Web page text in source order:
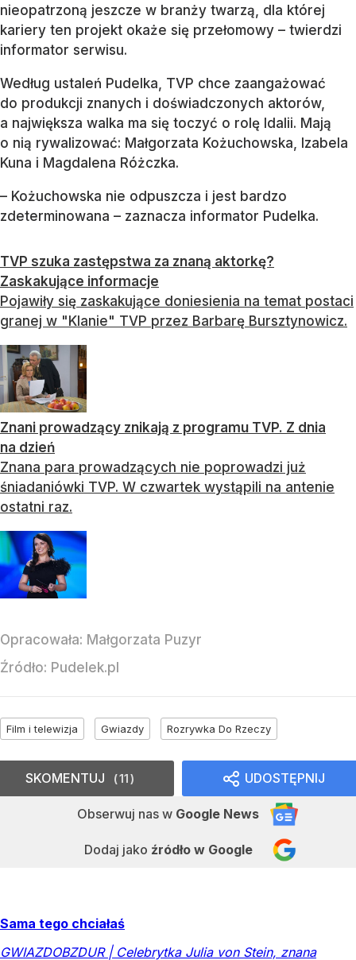
nieopatrzoną jeszcze w branży twarzą, dla której
kariery ten projekt okaże się przełomowy – twierdzi
informator serwisu.
Według ustaleń Pudelka, TVP chce zaangażować
do produkcji znanych i doświadczonych aktorów,
a największa walka ma się toczyć o rolę Idalii. Mają
o nią rywalizować: Małgorzata Kożuchowska, Izabela
Kuna i Magdalena Różczka.
– Kożuchowska nie odpuszcza i jest bardzo
zdeterminowana – zaznacza informator Pudelka.
TVP szuka zastępstwa za znaną aktorkę?
Zaskakujące informacje
Pojawiły się zaskakujące doniesienia na temat postaci
granej w "Klanie" TVP przez Barbarę Bursztynowicz.
Znani prowadzący znikają z programu TVP. Z dnia
na dzień
Znana para prowadzących nie poprowadzi już
śniadaniówki TVP. W czwartek wystąpili na antenie
ostatni raz.
Opracowała: Małgorzata Puzyr
Źródło: Pudelek.pl
Film i telewizja Gwiazdy Rozrywka Do Rzeczy
UDOSTĘPNIJ
Obserwuj nas w Google News
Dodaj jako źródło w Google
SKOMENTUJ 11
Sama tego chciałaś
GWIAZDOBZDUR | Celebrytka Julia von Stein, znana